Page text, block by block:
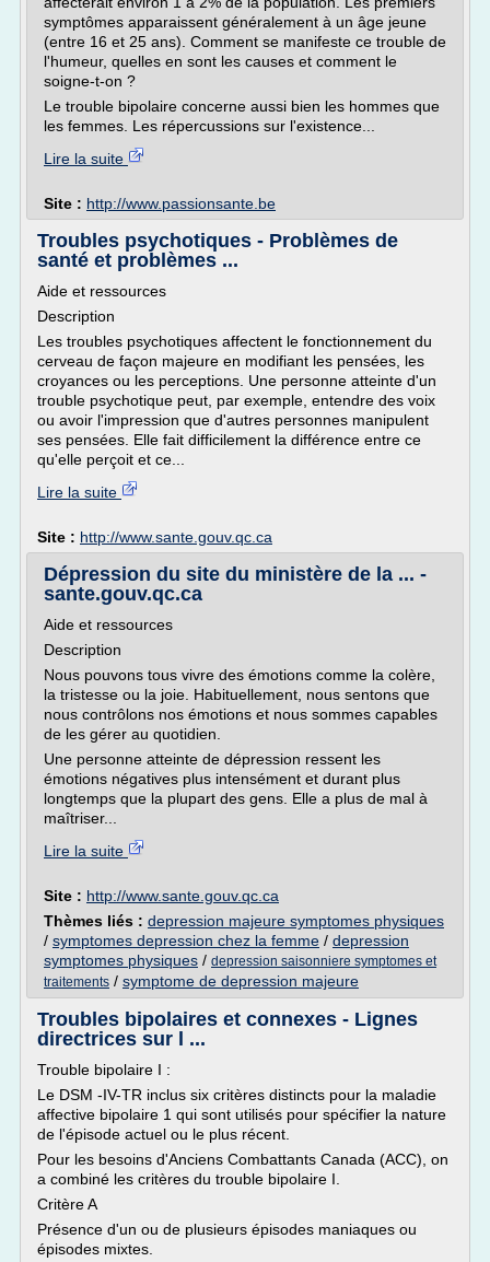
symptômes apparaissent généralement à un âge jeune
(entre 16 et 25 ans). Comment se manifeste ce trouble de
l'humeur, quelles en sont les causes et comment le
soigne-t-on ?
Le trouble bipolaire concerne aussi bien les hommes que
les femmes. Les répercussions sur l'existence...
Lire la suite
Site : http://www.passionsante.be
Troubles psychotiques - Problèmes de
santé et problèmes ...
Aide et ressources
Description
Les troubles psychotiques affectent le fonctionnement du
cerveau de façon majeure en modifiant les pensées, les
croyances ou les perceptions. Une personne atteinte d'un
trouble psychotique peut, par exemple, entendre des voix
ou avoir l'impression que d'autres personnes manipulent
ses pensées. Elle fait difficilement la différence entre ce
qu'elle perçoit et ce...
Lire la suite
Site : http://www.sante.gouv.qc.ca
Dépression du site du ministère de la ... -
sante.gouv.qc.ca
Aide et ressources
Description
Nous pouvons tous vivre des émotions comme la colère,
la tristesse ou la joie. Habituellement, nous sentons que
nous contrôlons nos émotions et nous sommes capables
de les gérer au quotidien.
Une personne atteinte de dépression ressent les
émotions négatives plus intensément et durant plus
longtemps que la plupart des gens. Elle a plus de mal à
maîtriser...
Lire la suite
Site : http://www.sante.gouv.qc.ca
Thèmes liés : depression majeure symptomes physiques
/ symptomes depression chez la femme / depression
symptomes physiques / depression saisonniere symptomes et
traitements / symptome de depression majeure
Troubles bipolaires et connexes - Lignes
directrices sur l ...
Trouble bipolaire I :
Le DSM -IV-TR inclus six critères distincts pour la maladie
affective bipolaire 1 qui sont utilisés pour spécifier la nature
de l'épisode actuel ou le plus récent.
Pour les besoins d'Anciens Combattants Canada (ACC), on
a combiné les critères du trouble bipolaire I.
Critère A
Présence d'un ou de plusieurs épisodes maniaques ou
épisodes mixtes.